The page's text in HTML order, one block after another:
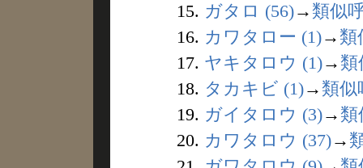
15. ガタロ (56)→ 類似
16. カワタロー (1)→ 類
17. ヤキタロウ (1)→ 類
18. タカキビ (1)→ 類似
19. ガイタロウ (3)→ 類
20. カワタロウ (37)→